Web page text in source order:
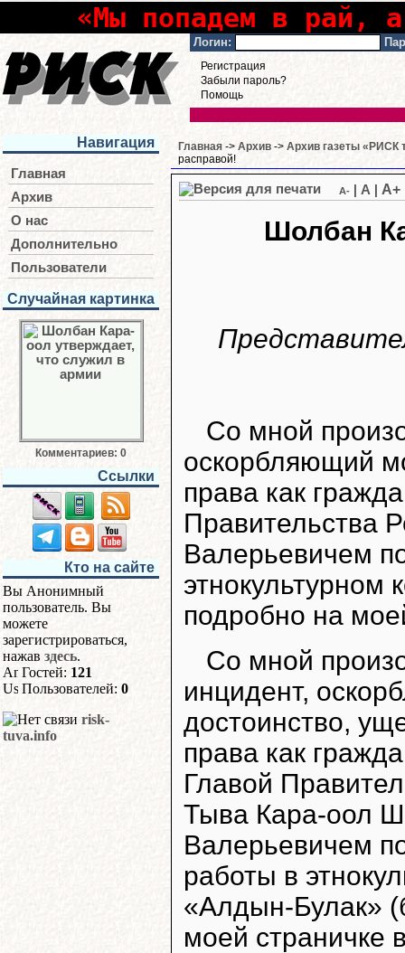
«Мы попадем в рай,
Логин:
Регистрация
Забыли пароль?
Помощь
Навигация
Главная
Архив
О нас
Дополнительно
Пользователи
Случайная картинка
Комментариев: 0
Ссылки
Кто на сайте
Вы Анонимный
пользователь. Вы
можете
зарегистрироваться,
нажав здесь.
Гостей: 121
Пользователей: 0
risk-
tuva.info
Главная -> Архив -> Архив газеты «РИСК
расправой!
A- A A+
Шолбан
Со мной
оскорбляющий
права как
Правительства
Валерьевичем
этнокультурном
подробно на
Со мной
инцидент,
достоинство,
права как
Главой
Тыва Кара-оол
Валерьевичем
работы в
«Алдын-Булак»
моей страничке